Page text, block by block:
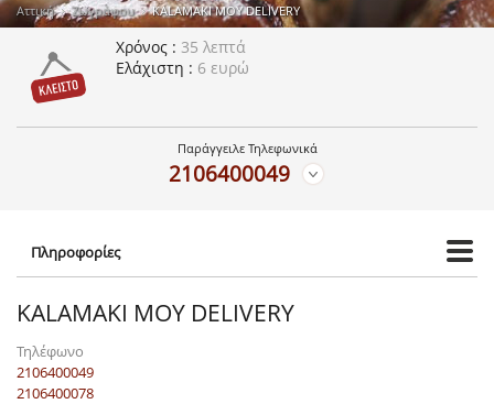
Αττική Ζωγράφου KALAMAKI ΜΟΥ DELIVERY
Χρόνος
35 λεπτά
Ελάχιστη
6 ευρώ
Παράγγειλε Τηλεφωνικά
2106400049
Πληροφορίες
KALAMAKI ΜΟΥ DELIVERY
Τηλέφωνο
2106400049
2106400078